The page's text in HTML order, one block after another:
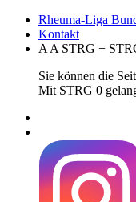
Rheuma-Liga
Kontakt
A A STRG +
Sie können die
Mit STRG 0